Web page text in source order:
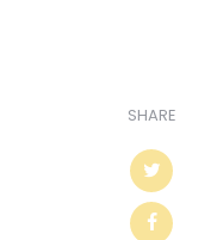
SHARE